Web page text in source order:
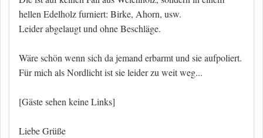
hellen Edelholz furniert: Birke, Ahorn, usw.
Leider abgelaugt und ohne Beschläge.
Wäre schön wenn sich da jemand erbarmt und sie aufpoliert.
Für mich als Nordlicht ist sie leider zu weit weg...
[Gäste sehen keine Links]
Liebe Grüße